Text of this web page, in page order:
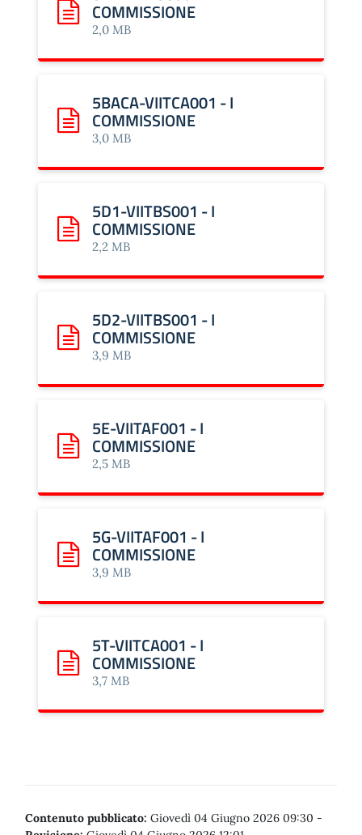
Scarica: 5A2 -VIITGC001-I COMMISSIONE
COMMISSIONE
2,0 MB
Scarica: 5BACA-VIITCA001 - I COMMISSIONE
5BACA-VIITCA001 - I
COMMISSIONE
3,0 MB
Scarica: 5D1-VIITBS001 - I COMMISSIONE
5D1-VIITBS001 - I
COMMISSIONE
2,2 MB
Scarica: 5D2-VIITBS001 - I COMMISSIONE
5D2-VIITBS001 - I
COMMISSIONE
3,9 MB
Scarica: 5E-VIITAF001 - I COMMISSIONE
5E-VIITAF001 - I
COMMISSIONE
2,5 MB
Scarica: 5G-VIITAF001 - I COMMISSIONE
5G-VIITAF001 - I
COMMISSIONE
3,9 MB
Scarica: 5T-VIITCA001 - I COMMISSIONE
5T-VIITCA001 - I
COMMISSIONE
3,7 MB
Contenuto pubblicato: Giovedì 04 Giugno 2026 09:30 -